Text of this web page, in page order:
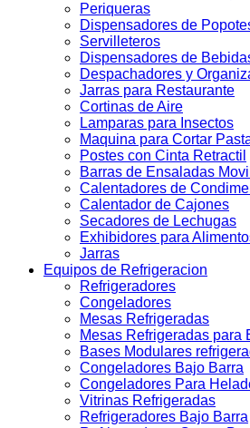
Periqueras
Dispensadores de
Servilleteros
Dispensadores de
Despachadores y
Jarras para Restaurante
Cortinas de Aire
Lamparas para Insectos
Maquina para Cortar
Postes con Cinta Retractil
Barras de Ensaladas
Calentadores de
Calentador de Cajones
Secadores de Lechugas
Exhibidores para
Jarras
Equipos de Refrigeracion
Refrigeradores
Congeladores
Mesas Refrigeradas
Mesas Refrigeradas para
Bases Modulares
Congeladores Bajo Barra
Congeladores Para
Vitrinas Refrigeradas
Refrigeradores Bajo Barra